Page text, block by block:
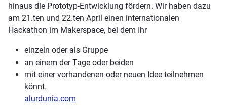
hinaus die Prototyp-Entwicklung fördern. Wir haben dazu
am 21.ten und 22.ten April einen internationalen
Hackathon im Makerspace, bei dem Ihr
einzeln oder als Gruppe
an einem der Tage oder beiden
mit einer vorhandenen oder neuen Idee teilnehmen
könnt.
alurdunia.com